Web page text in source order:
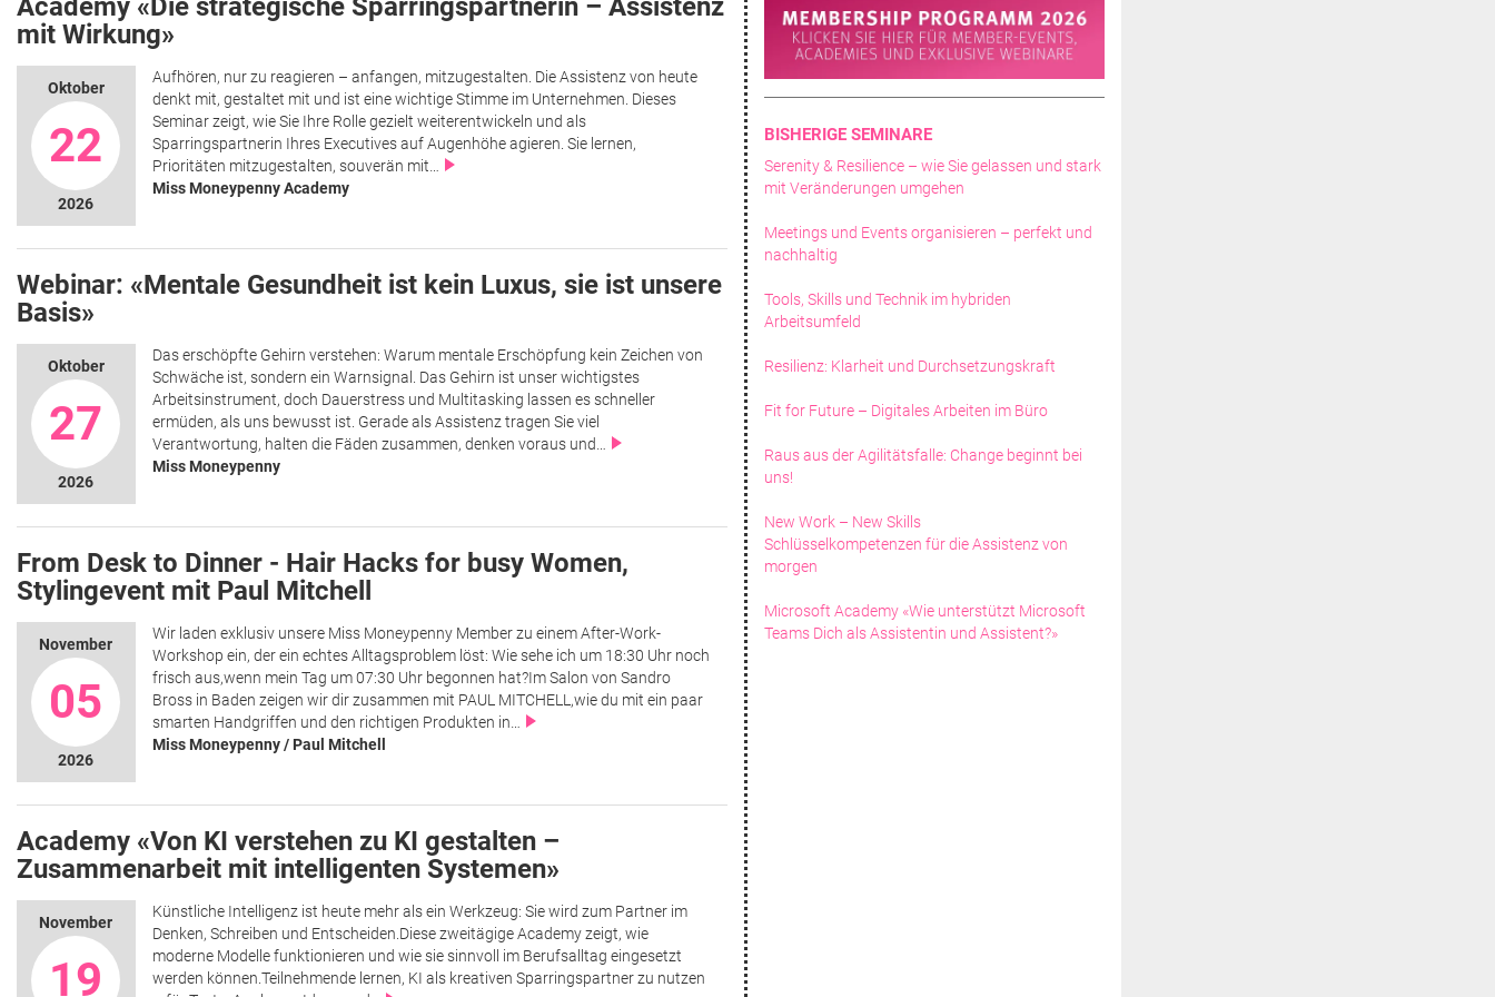
Academy «Die strategische Sparringspartnerin – Assistenz
mit Wirkung»
Oktober
22
2026
Aufhören, nur zu reagieren – anfangen, mitzugestalten. Die Assistenz von heute
denkt mit, gestaltet mit und ist eine wichtige Stimme im Unternehmen. Dieses
Seminar zeigt, wie Sie Ihre Rolle gezielt weiterentwickeln und als
Sparringspartnerin Ihres Executives auf Augenhöhe agieren. Sie lernen,
Prioritäten mitzugestalten, souverän mit…
Miss Moneypenny Academy
Webinar: «Mentale Gesundheit ist kein Luxus, sie ist unsere
Basis»
Oktober
27
2026
Das erschöpfte Gehirn verstehen: Warum mentale Erschöpfung kein Zeichen von
Schwäche ist, sondern ein Warnsignal. Das Gehirn ist unser wichtigstes
Arbeitsinstrument, doch Dauerstress und Multitasking lassen es schneller
ermüden, als uns bewusst ist. Gerade als Assistenz tragen Sie viel
Verantwortung, halten die Fäden zusammen, denken voraus und…
Miss Moneypenny
From Desk to Dinner - Hair Hacks for busy Women,
Stylingevent mit Paul Mitchell
November
05
2026
Wir laden exklusiv unsere Miss Moneypenny Member zu einem After-Work-
Workshop ein, der ein echtes Alltagsproblem löst: Wie sehe ich um 18:30 Uhr noch
frisch aus,wenn mein Tag um 07:30 Uhr begonnen hat?Im Salon von Sandro
Bross in Baden zeigen wir dir zusammen mit PAUL MITCHELL,wie du mit ein paar
smarten Handgriffen und den richtigen Produkten in…
Miss Moneypenny / Paul Mitchell
Academy «Von KI verstehen zu KI gestalten –
Zusammenarbeit mit intelligenten Systemen»
November
19
Künstliche Intelligenz ist heute mehr als ein Werkzeug: Sie wird zum Partner im
Denken, Schreiben und Entscheiden.Diese zweitägige Academy zeigt, wie
moderne Modelle funktionieren und wie sie sinnvoll im Berufsalltag eingesetzt
werden können.Teilnehmende lernen, KI als kreativen Sparringspartner zu nutzen
BISHERIGE SEMINARE
Serenity & Resilience – wie Sie gelassen und stark
mit Veränderungen umgehen
Meetings und Events organisieren – perfekt und
nachhaltig
Tools, Skills und Technik im hybriden
Arbeitsumfeld
Resilienz: Klarheit und Durchsetzungskraft
Fit for Future – Digitales Arbeiten im Büro
Raus aus der Agilitätsfalle: Change beginnt bei
uns!
New Work – New Skills
Schlüsselkompetenzen für die Assistenz von
morgen
Microsoft Academy «Wie unterstützt Microsoft
Teams Dich als Assistentin und Assistent?»